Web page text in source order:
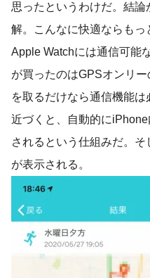
思ったというわけだ。結
解。こんなに快適ならもっ
Apple Watchには通信可能
が買ったのはGPSオンリ
を取るだけなら通信機能
近づくと、自動的に
されるという仕組みだ。
が表示される。